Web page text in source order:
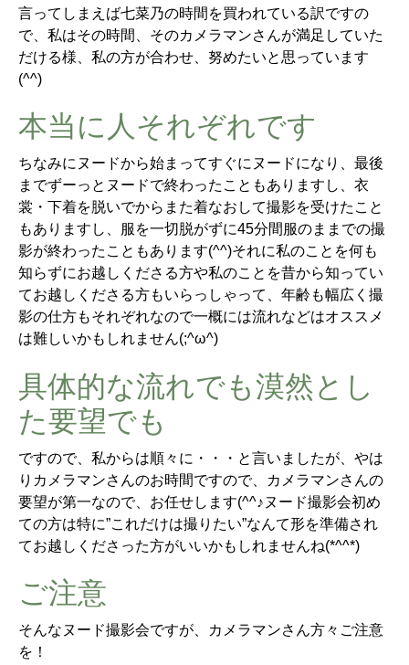
言ってしまえば七菜乃の時間を買われている訳ですの
で、私はその時間、そのカメラマンさんが満足していた
だける様、私の方が合わせ、努めたいと思っています
(^^)
本当に人それぞれです
ちなみにヌードから始まってすぐにヌードになり、最後
までずーっとヌードで終わったこともありますし、衣
裳・下着を脱いでからまた着なおして撮影を受けたこと
もありますし、服を一切脱がずに45分間服のままでの撮
影が終わったこともあります(^^)それに私のことを何も
知らずにお越しくださる方や私のことを昔から知ってい
てお越しくださる方もいらっしゃって、年齢も幅広く撮
影の仕方もそれぞれなので一概には流れなどはオススメ
は難しいかもしれません(;^ω^)
具体的な流れでも漠然とし
た要望でも
ですので、私からは順々に・・・と言いましたが、やは
りカメラマンさんのお時間ですので、カメラマンさんの
要望が第一なので、お任せします(^^♪ヌード撮影会初め
ての方は特に”これだけは撮りたい”なんて形を準備され
てお越しくださった方がいいかもしれませんね(*^^*)
ご注意
そんなヌード撮影会ですが、カメラマンさん方々ご注意
を！